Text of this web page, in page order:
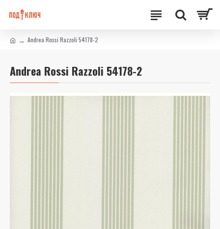
Andrea Rossi Razzoli 54178-2
Andrea Rossi Razzoli 54178-2